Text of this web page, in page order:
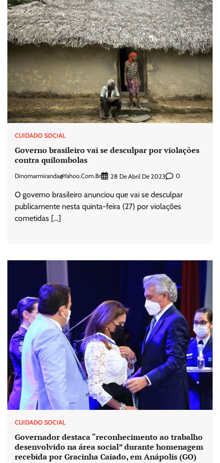
CUIDADO SOCIAL
Governo brasileiro vai se desculpar por violações
contra quilombolas
Dinomarmiranda@yahoo.com.br 28 De Abril De 2023 0
O governo brasileiro anunciou que vai se desculpar
publicamente nesta quinta-feira (27) por violações
cometidas […]
CUIDADO SOCIAL
Governador destaca “reconhecimento ao trabalho
desenvolvido na área social” durante homenagem
recebida por Gracinha Caiado, em Anápolis (GO)